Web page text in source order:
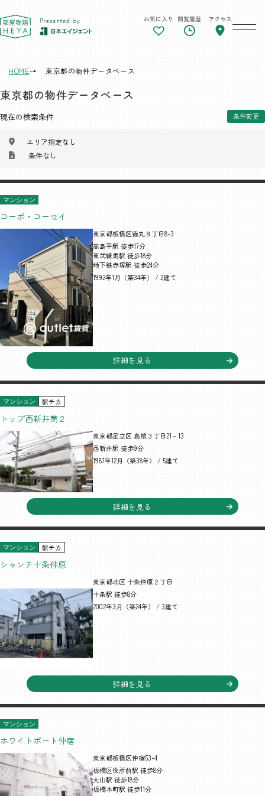
東京 部屋物語 お気に入り 閲覧履歴 アクセス
HOME 東京都の物件データベース
東京都の物件データベース
現在の検索条件 条件変更
エリア指定なし
条件なし
マンション
コーポ・コーセイ
東京都板橋区徳丸８丁目8-3
高島平駅 徒歩17分
東武練馬駅 徒歩18分
地下鉄赤塚駅 徒歩24分
1992年1月（築34年） / 2建て
詳細を見る
マンション 駅チカ
トップ西新井第２
東京都足立区 島根３丁目21－13
西新井駅 徒歩9分
1987年12月（築38年） / 5建て
詳細を見る
マンション 駅チカ
シャンテ十条仲原
東京都北区 十条仲原２丁目
十条駅 徒歩8分
2002年3月（築24年） / 3建て
詳細を見る
マンション
ホワイトポート仲宿
東京都板橋区仲宿53-4
板橋区役所前駅 徒歩8分
大山駅 徒歩18分
板橋本町駅 徒歩11分